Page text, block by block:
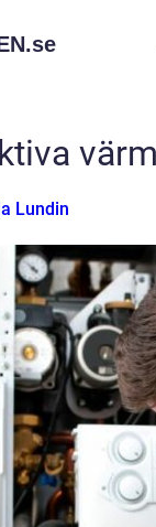
se
Lundin